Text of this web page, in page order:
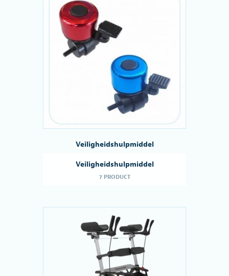
Veiligheidshulpmiddel
Veiligheidshulpmiddel
7 PRODUCT